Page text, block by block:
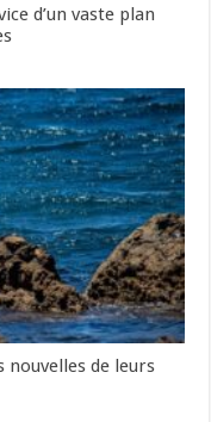
d’un vaste plan
nouvelles de leurs